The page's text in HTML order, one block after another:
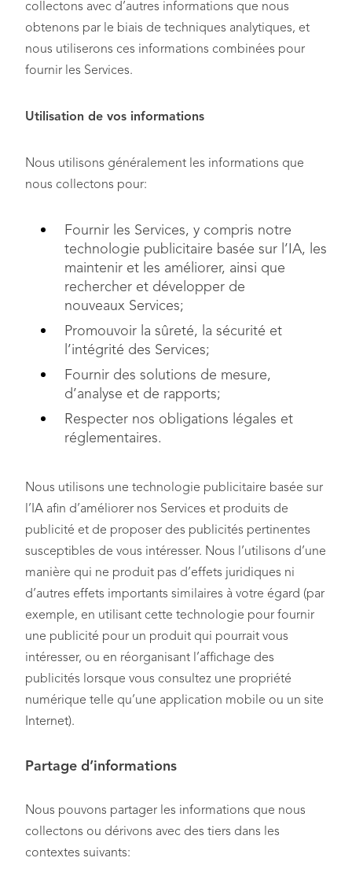
collectons avec d’autres informations que nous
obtenons par le biais de techniques analytiques, et
nous utiliserons ces informations combinées pour
fournir les Services.
Utilisation de vos informations
Nous utilisons généralement les informations que
nous collectons pour:
Fournir les Services, y compris notre
technologie publicitaire basée sur l’IA, les
maintenir et les améliorer, ainsi que
rechercher et développer de
nouveaux Services;
Promouvoir la sûreté, la sécurité et
l’intégrité des Services;
Fournir des solutions de mesure,
d’analyse et de rapports;
Respecter nos obligations légales et
réglementaires.
Nous utilisons une technologie publicitaire basée sur
l’IA afin d’améliorer nos Services et produits de
publicité et de proposer des publicités pertinentes
susceptibles de vous intéresser. Nous l’utilisons d’une
manière qui ne produit pas d’effets juridiques ni
d’autres effets importants similaires à votre égard (par
exemple, en utilisant cette technologie pour fournir
une publicité pour un produit qui pourrait vous
intéresser, ou en réorganisant l’affichage des
publicités lorsque vous consultez une propriété
numérique telle qu’une application mobile ou un site
Internet).
Partage d’informations
Nous pouvons partager les informations que nous
collectons ou dérivons avec des tiers dans les
contextes suivants: